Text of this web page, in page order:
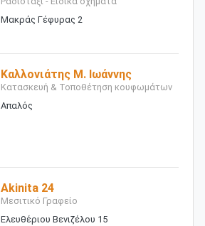
Μακράς Γέφυρας 2
Καλλονιάτης Μ. Ιωάννης
Κατασκευή & Τοποθέτηση κουφωμάτων
Απαλός
Akinita 24
Μεσιτικό Γραφείο
Ελευθέριου Βενιζέλου 15